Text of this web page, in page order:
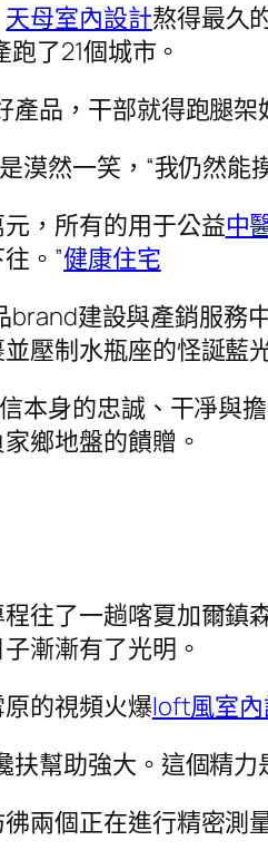
天母室內設計熬得最久
了21個城市。
品，干部就得跑腿架
漠然一笑，“我仍然
，所有的用于公益中
。”健康住宅
建設與產銷服務
壓制水瓶座的怪誕藍
本身的忠誠、干凈與
鄉地盤的饋贈。
往了一趟喀夏加爾鎮
漸漸有了光明。
的視頻火爆loft風室內
幫助強大。這個精
兩個正在進行精密測